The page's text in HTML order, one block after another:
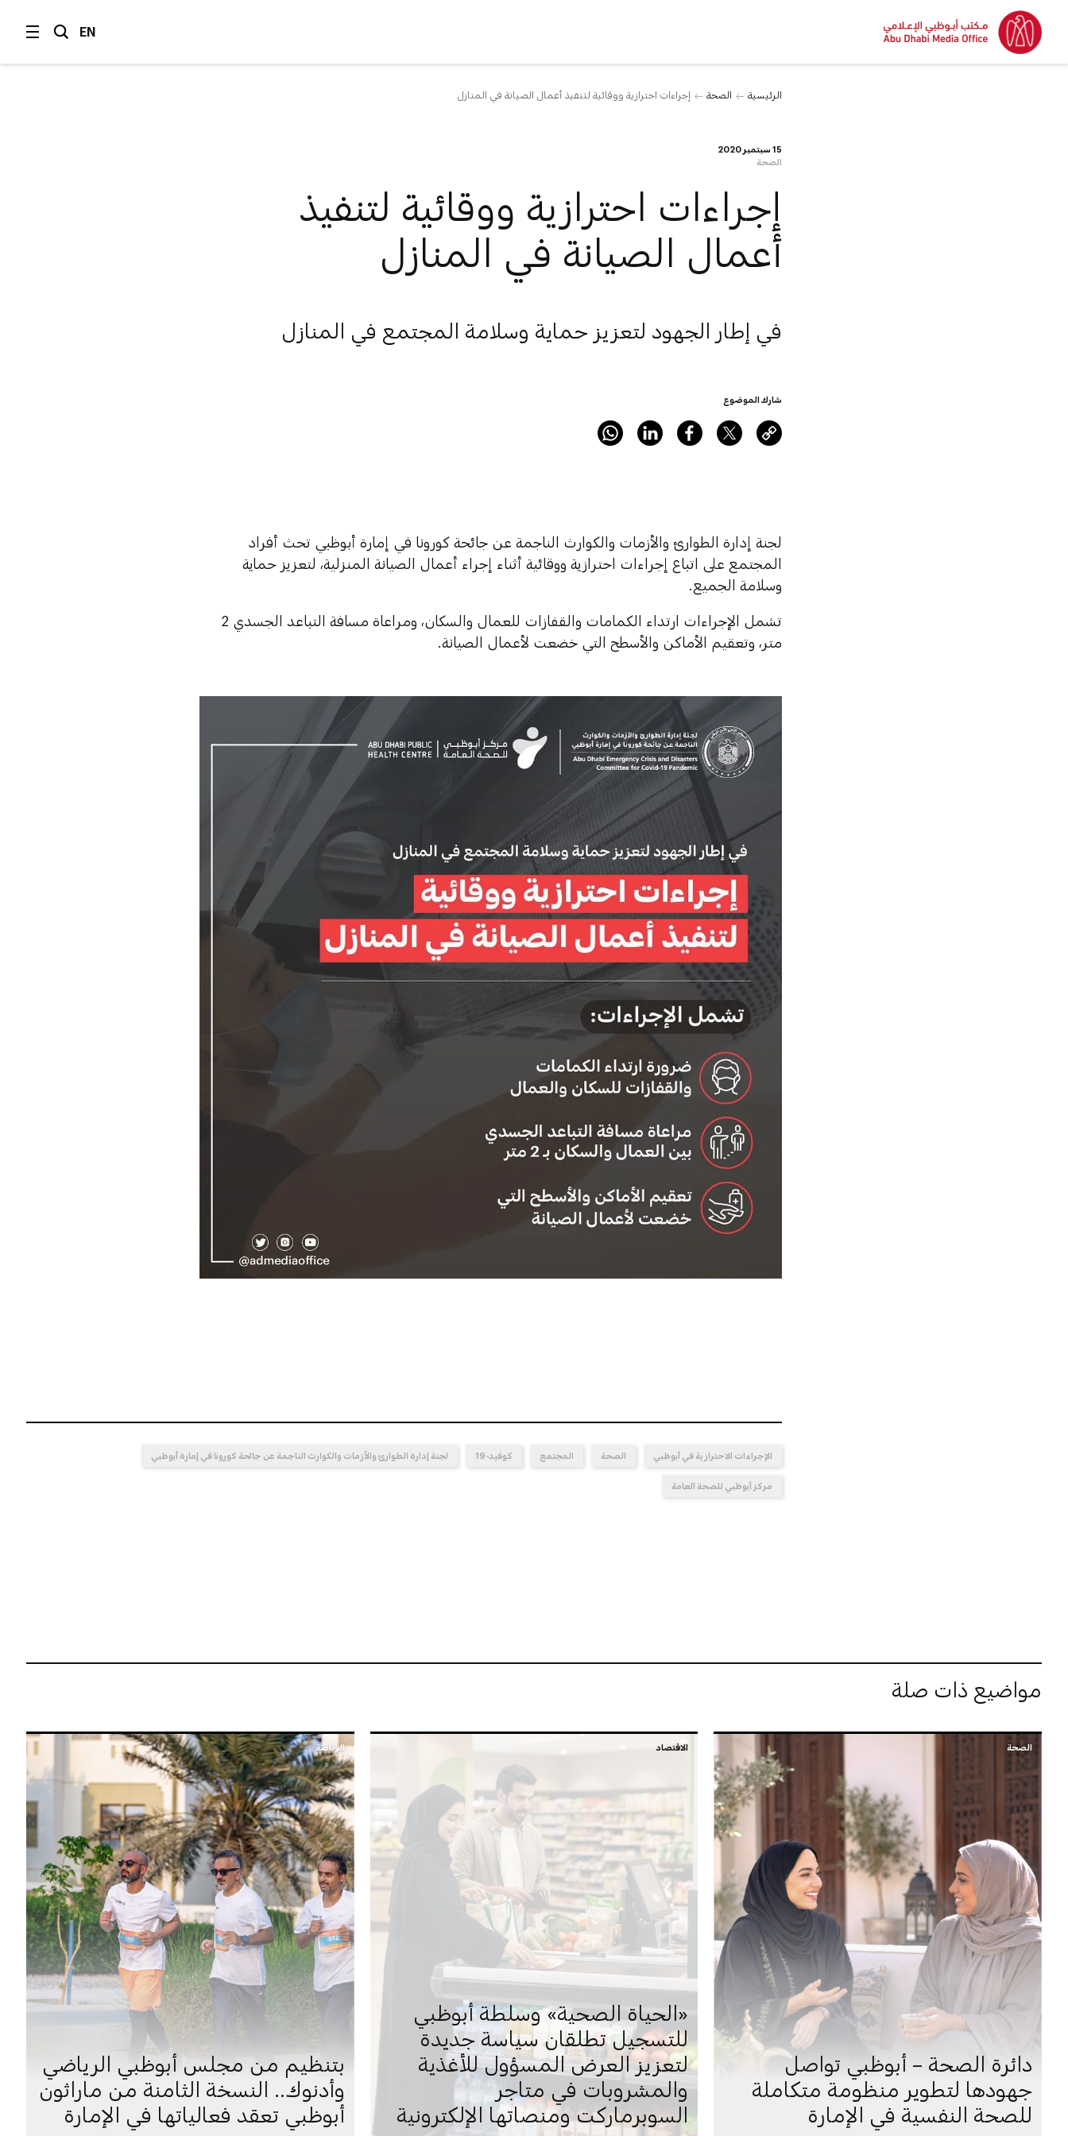
EN
الرئيسية الصحة إجراءات احترازية ووقائية لتنفيذ أعمال الصيانة في المنازل
15 سبتمبر 2020
الصحة
إجراءات احترازية ووقائية لتنفيذ
أعمال الصيانة في المنازل
في إطار الجهود لتعزيز حماية وسلامة المجتمع في المنازل
شارك الموضوع
لجنة إدارة الطوارئ والأزمات والكوارث الناجمة عن جائحة كورونا في إمارة أبوظبي تحث أفراد
المجتمع على اتباع إجراءات احترازية ووقائية أثناء إجراء أعمال الصيانة المنزلية، لتعزيز حماية
وسلامة الجميع.
تشمل الإجراءات ارتداء الكمامات والقفازات للعمال والسكان، ومراعاة مسافة التباعد الجسدي 2
متر، وتعقيم الأماكن والأسطح التي خضعت لأعمال الصيانة.
الإجراءات الاحترازية في أبوظبي الصحة المجتمع كوفيد-19 لجنة إدارة الطوارئ والأزمات والكوارث الناجمة عن جائحة كورونا في إمارة أبوظبي
مركز أبوظبي للصحة العامة
مواضيع ذات صلة
الصحة
دائرة الصحة – أبوظبي تواصل
جهودها لتطوير منظومة متكاملة
للصحة النفسية في الإمارة
الاقتصاد
«الحياة الصحية» وسلطة أبوظبي
للتسجيل تطلقان سياسة جديدة
لتعزيز العرض المسؤول للأغذية
والمشروبات في متاجر
السوبرماركت ومنصاتها الإلكترونية
الرياضة
بتنظيم من مجلس أبوظبي الرياضي
وأدنوك.. النسخة الثامنة من ماراثون
أبوظبي تعقد فعالياتها في الإمارة